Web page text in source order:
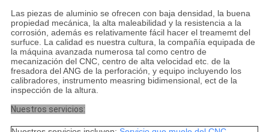
Las piezas de aluminio se ofrecen con baja densidad, la buena
propiedad mecánica, la alta maleabilidad y la resistencia a la
corrosión, además es relativamente fácil hacer el treamemt del
surfuce. La calidad es nuestra cultura, la compañía equipada de
la máquina avanzada numerosa tal como centro de
mecanización del CNC, centro de alta velocidad etc. de la
fresadora del ANG de la perforación, y equipo incluyendo los
calibradores, instrumento measring bidimensional, ect de la
inspección de la altura.
Nuestros servicios: